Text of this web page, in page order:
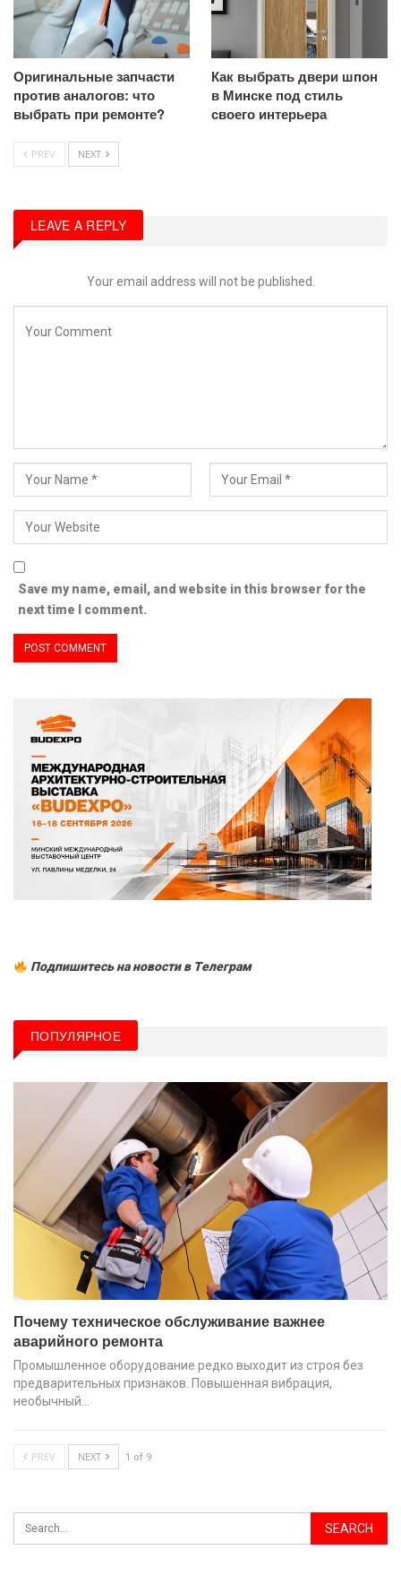
Оригинальные запчасти
против аналогов: что
выбрать при ремонте?
Как выбрать двери шпон
в Минске под стиль
своего интерьера
PREV NEXT
LEAVE A REPLY
Your email address will not be published.
Save my name, email, and website in this browser for the
next time I comment.
Подпишитесь на новости в Tелеграм
ПОПУЛЯРНОЕ
Почему техническое обслуживание важнее
аварийного ремонта
Промышленное оборудование редко выходит из строя без
предварительных признаков. Повышенная вибрация,
необычный…
PREV NEXT 1 of 9